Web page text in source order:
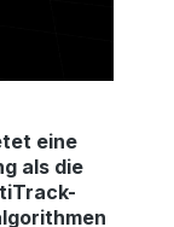
eine
als die